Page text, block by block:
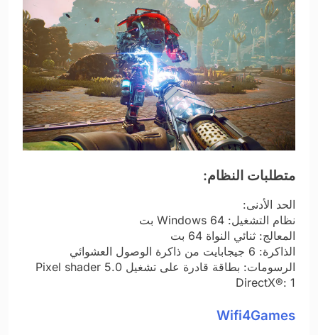
متطلبات النظام:
الحد الأدنى:
نظام التشغيل: Windows 64 بت
المعالج: ثنائي النواة 64 بت
الذاكرة: 6 جيجابايت من ذاكرة الوصول العشوائي
الرسومات: بطاقة قادرة على تشغيل Pixel shader 5.0
DirectX®: 1
Wifi4Games